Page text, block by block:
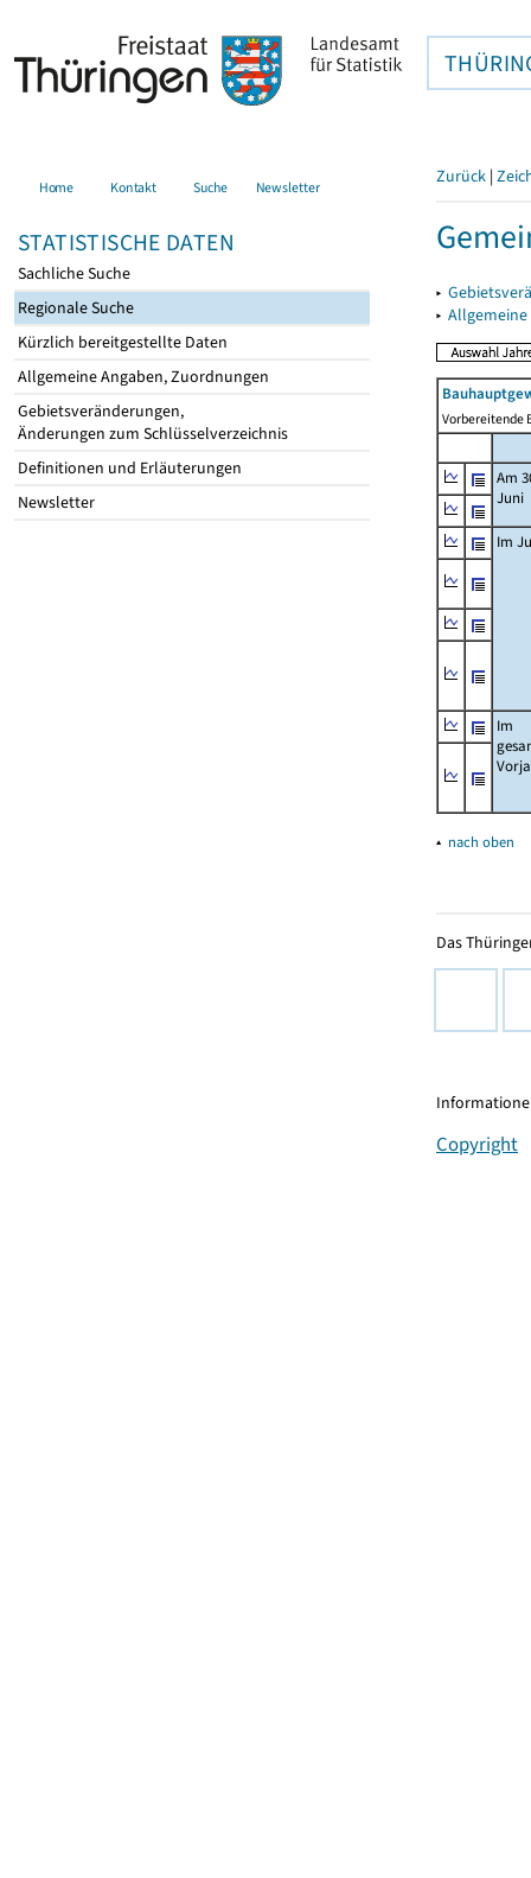
Home Kontakt Suche Newsletter
STATISTISCHE DATEN
Sachliche Suche
Regionale Suche
Kürzlich bereitgestellte Daten
Allgemeine Angaben, Zuordnungen
Gebietsveränderungen,
Änderungen zum Schlüsselverzeichnis
Definitionen und Erläuterungen
Newsletter
Zurück |
▸
▸
Vorbereitende
Am
Juni
Im
Im
▴ nach oben
Das
Copyright